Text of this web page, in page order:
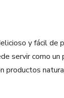
y fácil de
servir como
productos